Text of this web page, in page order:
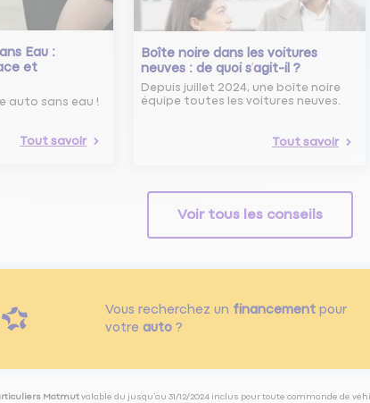
Eau :
et
auto sans eau !
Tout savoir
Boîte noire dans les voitures
neuves : de quoi s’agit-il ?
Depuis juillet 2024, une boîte noire
équipe toutes les voitures neuves.
Tout savoir
Voir tous les conseils
Vous recherchez un financementpour
votre auto?
Matmut valable du jusqu’au 31/12/2024 inclus pour toute commande de